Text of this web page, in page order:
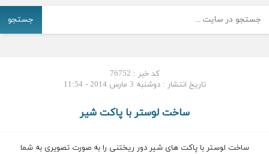
جستجو
کد خبر : 76752
تاریخ انتشار : دوشنبه 3 مارس 2014 - 11:54
ساخت لوستر با پاکت شیر
ساخت لوستر با پاکت های شیر دور ریختنی را به صورت تصویری به شما